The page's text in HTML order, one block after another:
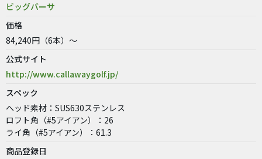
ビッグバーサ
価格
84,240円（6本）～
公式サイト
http://www.callawaygolf.jp/
スペック
ヘッド素材：SUS630ステンレス
ロフト角（#5アイアン）：26
ライ角（#5アイアン）：61.3
商品登録日